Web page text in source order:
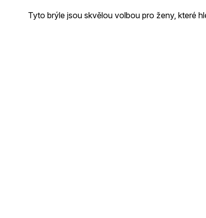
Tyto brýle jsou skvělou volbou pro ženy, které